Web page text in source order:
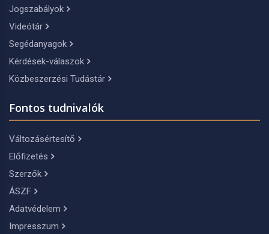
Jogszabályok
Videótár
Segédanyagok
Kérdések-válaszok
Közbeszerzési Tudástár
Fontos tudnivalók
Változásértesítő
Előfizetés
Szerzők
ÁSZF
Adatvédelem
Impresszum